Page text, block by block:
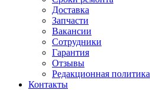
Доставка
Запчасти
Вакансии
Сотрудники
Гарантия
Отзывы
Редакционная политика
Контакты